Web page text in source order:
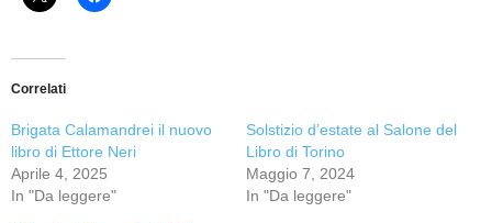
Correlati
Brigata Calamandrei il nuovo
libro di Ettore Neri
Aprile 4, 2025
In "Da leggere"
Solstizio d’estate al Salone del
Libro di Torino
Maggio 7, 2024
In "Da leggere"